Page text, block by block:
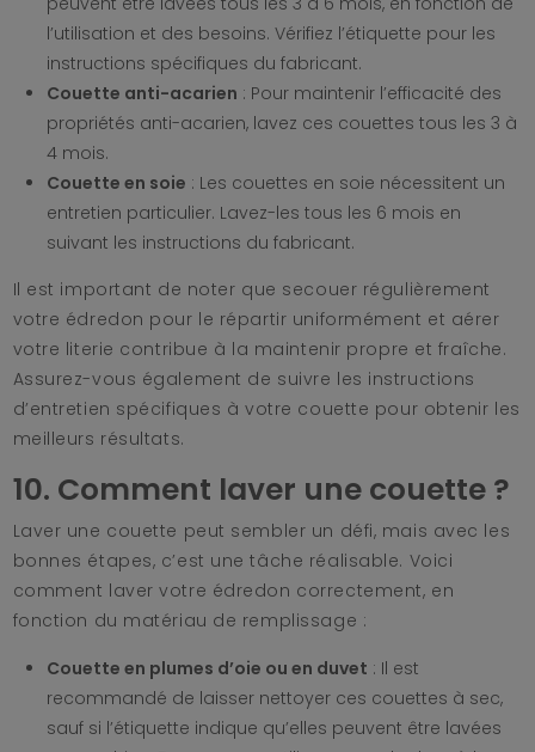
l’utilisation et des besoins. Vérifiez l’étiquette pour les
instructions spécifiques du fabricant.
Couette anti-acarien : Pour maintenir l’efficacité des
propriétés anti-acarien, lavez ces couettes tous les 3 à
4 mois.
Couette en soie : Les couettes en soie nécessitent un
entretien particulier. Lavez-les tous les 6 mois en
suivant les instructions du fabricant.
Il est important de noter que secouer régulièrement
votre édredon pour le répartir uniformément et aérer
votre literie contribue à la maintenir propre et fraîche.
Assurez-vous également de suivre les instructions
d’entretien spécifiques à votre couette pour obtenir les
meilleurs résultats.
10. Comment laver une couette ?
Laver une couette peut sembler un défi, mais avec les
bonnes étapes, c’est une tâche réalisable. Voici
comment laver votre édredon correctement, en
fonction du matériau de remplissage :
Couette en plumes d’oie ou en duvet : Il est
recommandé de laisser nettoyer ces couettes à sec,
sauf si l’étiquette indique qu’elles peuvent être lavées